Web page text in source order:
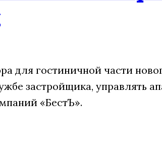
для гостиничной части
застройщика, управлять
«БестЪ».